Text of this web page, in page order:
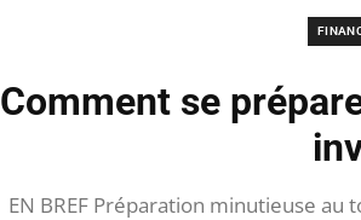
Comment se
EN BREF Préparation minutieuse